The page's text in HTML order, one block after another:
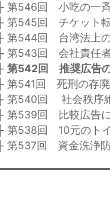
├ 第546回 小吃の一
├ 第545回 チケット
├ 第544回 台湾法上
├ 第543回 会社責任
├ 第542回 推奨広告
├ 第541回 死刑の存
├ 第540回 社会秩序
├ 第539回 比較広告
├ 第538回 10元のト
├ 第537回 資金洗浄